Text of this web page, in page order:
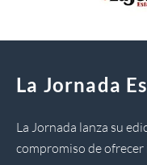
La Jornada
La Jornada lanza su
compromiso de